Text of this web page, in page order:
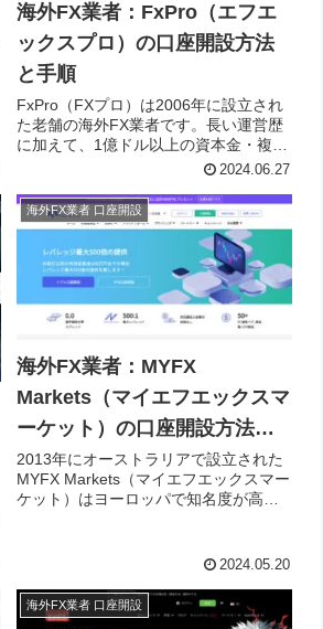
海外FX業者：FxPro（エフエ
ックスプロ）の口座開設方法
と手順
FxPro（FXプロ）は2006年に設立され
た老舗の海外FX業者です。長い運営歴
に加えて、1億ドル以上の資本金・複数
の金融ライセンスを取得しており、海
設は、海外FX初心者でも5〜10分あれ
ば完了します。FxProの口座開設手順を
画像で紹介します。
2024.06.27
海外FX業者 口座開設
海外FX業者：MYFX
Markets（マイエフエックスマ
ーケット）の口座開設方法と
手順
2013年にオーストラリアで設立された
MYFX Markets（マイエフエックスマー
ケット）はヨーロッパで知名度が高
高いとは言えませんが、公式サイトや
います。MYFX Marketsの口座開設手順
を画像で紹介します。
2024.05.20
海外FX業者 口座開設